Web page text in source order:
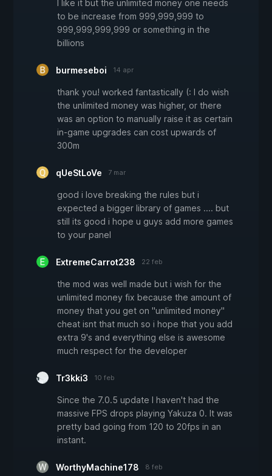
I like it but the unlimited money one needs
to be increase from 999,999,999 to
999,999,999,999 or something in the
billions
burmeseboi 14 apr
thank you! worked fantastically (: I do wish
the unlimited money was higher, or there
was an option to manually raise it as certain
in-game upgrades can cost upwards of
300m
qUeStLoVe 7 mar
good i love breaking the rules but i
expected a bigger library of games .... but
still its good i hope u guys add more games
to your panel
ExtremeCarrot238 22 feb
the mod was well made but i wish for the
unlimited money fix because the amount of
money that you get on "unlimited money"
cheat isnt that much so i hope that you add
extra 9's and everything else is awesome
much respect for the developer
Tr3kki3 10 feb
Since the 7.0.5 update I haven't had the
massive FPS drops playing Yakuza 0. It was
pretty bad going from 120 to 20fps in an
instant.
WorthyMachine178 8 feb